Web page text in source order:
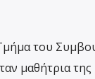
του
μαθήτρια της